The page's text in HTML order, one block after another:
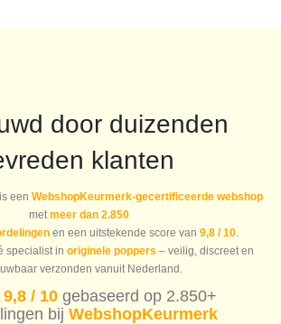
door duizenden
klanten
een WebshopKeurmerk-gecertificeerde webshop
met meer dan 2.850
en een uitstekende score van 9,8 / 10.
specialist in originele poppers – veilig, discreet en
verzonden vanuit Nederland.
9,8 / 10 gebaseerd op 2.850+
bij WebshopKeurmerk